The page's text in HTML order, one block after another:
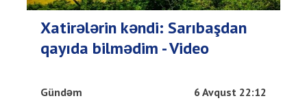
Xatirələrin kəndi: Sarıbaşdan
qayıda bilmədim - Video
Gündəm 6 Avqust 22:12